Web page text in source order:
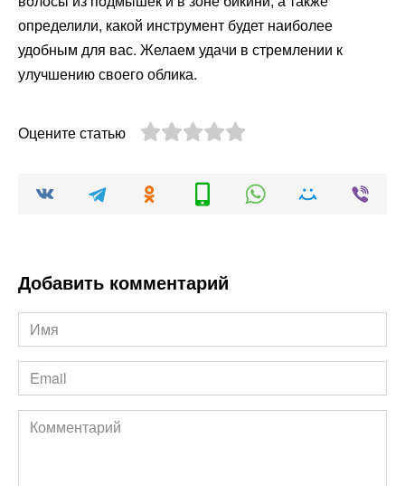
определили, какой инструмент будет наиболее
удобным для вас. Желаем удачи в стремлении к
улучшению своего облика.
Оцените статью
Добавить комментарий
Имя
*
Email
*
Комментарий